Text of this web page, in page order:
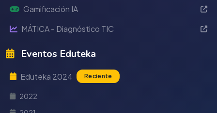
Gamificación IA
MÁTICA - Diagnóstico TIC
Eventos Eduteka
Eduteka 2024 Reciente
2022